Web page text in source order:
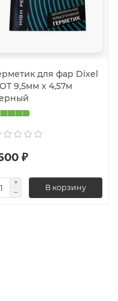
для фар Dixel
9,5мм х 4,57м
₽
В корзину